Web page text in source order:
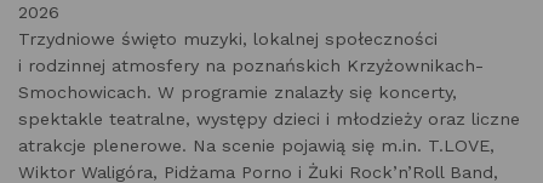
2026
Trzydniowe święto muzyki, lokalnej społeczności
i rodzinnej atmosfery na poznańskich Krzyżownikach-
Smochowicach. W programie znalazły się koncerty,
spektakle teatralne, występy dzieci i młodzieży oraz liczne
atrakcje plenerowe. Na scenie pojawią się m.in. T.LOVE,
Wiktor Waligóra, Pidżama Porno i Żuki Rock’n’Roll Band,